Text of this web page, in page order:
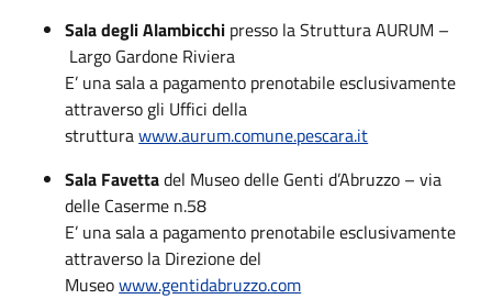
Sala degli Alambicchi presso la Struttura AURUM –
Largo Gardone Riviera
E’ una sala a pagamento prenotabile esclusivamente
attraverso gli Uffici della
strutturawww.aurum.comune.pescara.it
Sala Favettadel Museo delle Genti d’Abruzzo – via
delle Caserme n.58
E’ una sala a pagamento prenotabile esclusivamente
attraverso la Direzione del
Museowww.gentidabruzzo.com